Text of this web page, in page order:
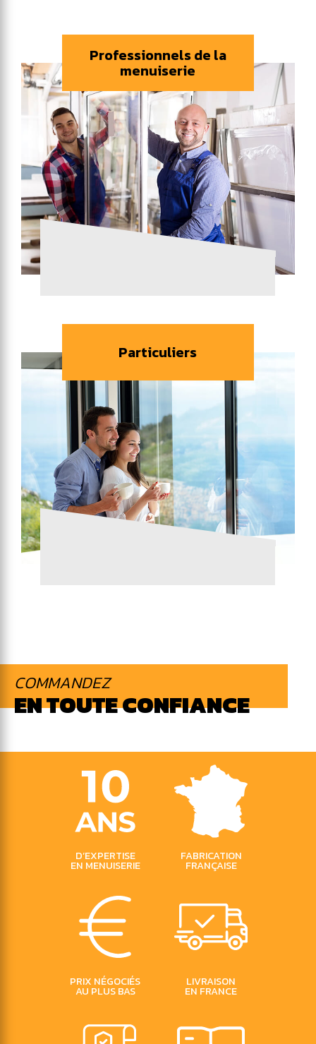
Professionnels de la
menuiserie
Particuliers
COMMANDEZ
EN TOUTE CONFIANCE
D’EXPERTISE
EN MENUISERIE
FABRICATION
FRANÇAISE
PRIX NÉGOCIÉS
AU PLUS BAS
LIVRAISON
EN FRANCE